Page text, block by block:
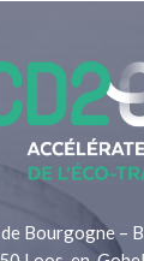
de Bourgogne –